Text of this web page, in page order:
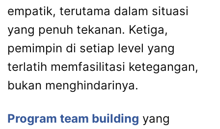
empatik, terutama dalam situasi
yang penuh tekanan. Ketiga,
pemimpin di setiap level yang
terlatih memfasilitasi ketegangan,
bukan menghindarinya.
Program team building yang